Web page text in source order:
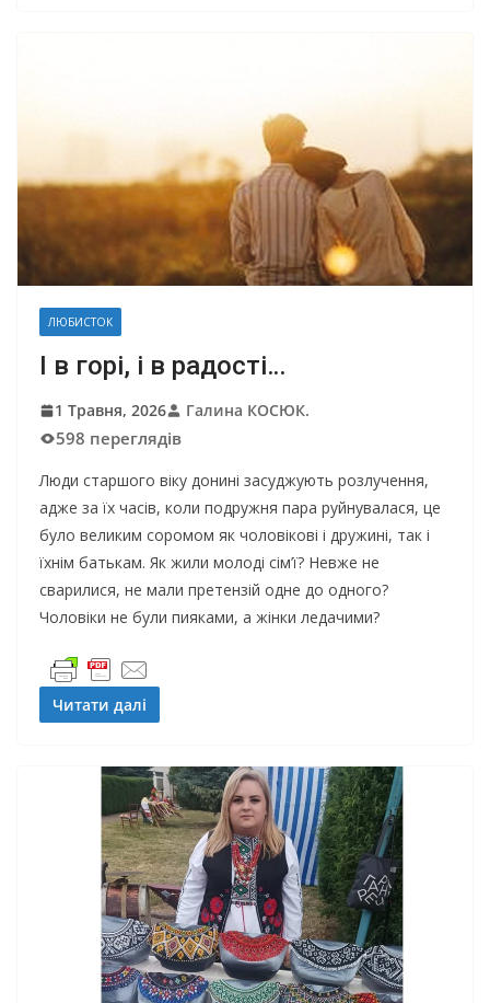
ЛЮБИСТОК
І в горі, і в радості…
1 Травня, 2026 Галина КОСЮК.
598 переглядів
Люди старшого віку донині засуджують розлучення,
адже за їх часів, коли подружня пара руйнувалася, це
було великим соромом як чоловікові і дружині, так і
їхнім батькам. Як жили молоді сім’ї? Невже не
сварилися, не мали претензій одне до одного?
Чоловіки не були пияками, а жінки ледачими?
Читати далі